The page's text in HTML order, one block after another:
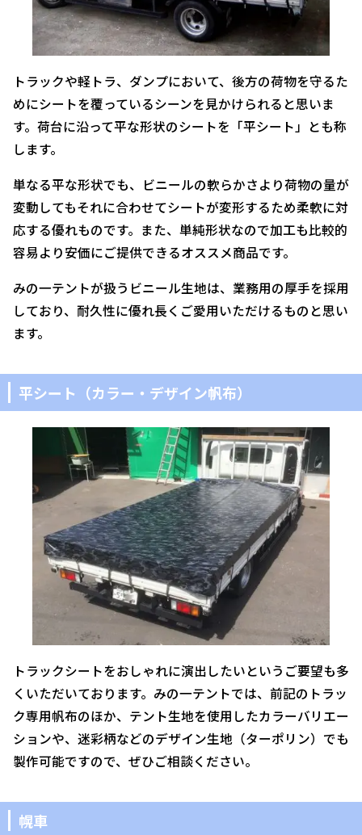
トラックや軽トラ、ダンプにおいて、後方の荷物を守るた
めにシートを覆っているシーンを見かけられると思いま
す。荷台に沿って平な形状のシートを「平シート」とも称
します。
単なる平な形状でも、ビニールの軟らかさより荷物の量が
変動してもそれに合わせてシートが変形するため柔軟に対
応する優れものです。また、単純形状なので加工も比較的
容易より安価にご提供できるオススメ商品です。
みの一テントが扱うビニール生地は、業務用の厚手を採用
しており、耐久性に優れ長くご愛用いただけるものと思い
ます。
平シート（カラー・デザイン帆布）
トラックシートをおしゃれに演出したいというご要望も多
くいただいております。みの一テントでは、前記のトラッ
ク専用帆布のほか、テント生地を使用したカラーバリエー
ションや、迷彩柄などのデザイン生地（ターポリン）でも
製作可能ですので、ぜひご相談ください。
幌車